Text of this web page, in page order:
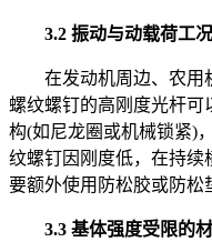
3.2 振动与动载荷工况
在发动机周边、农用
螺纹螺钉的高刚度光杆可
构(如尼龙圈或机械锁紧)
纹螺钉因刚度低，在持续
要额外使用防松胶或防松
3.3 基体强度受限的